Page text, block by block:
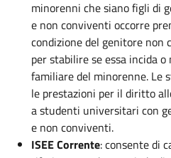
minorenni che siano figli di
e non conviventi occorre
condizione del genitore non
per stabilire se essa incida o
familiare del minorenne. Le
le prestazioni per il diritto
a studenti universitari con
e non conviventi.
ISEE Corrente: consente di